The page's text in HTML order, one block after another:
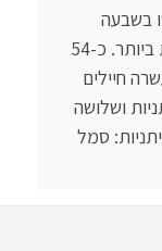
בשבעה
באוקטובר על ידי חמאס בצורה האכזרית ביותר. כ-54
חיילים
ושלושה
נרצחו כ-16 תצפיתניות: סמל